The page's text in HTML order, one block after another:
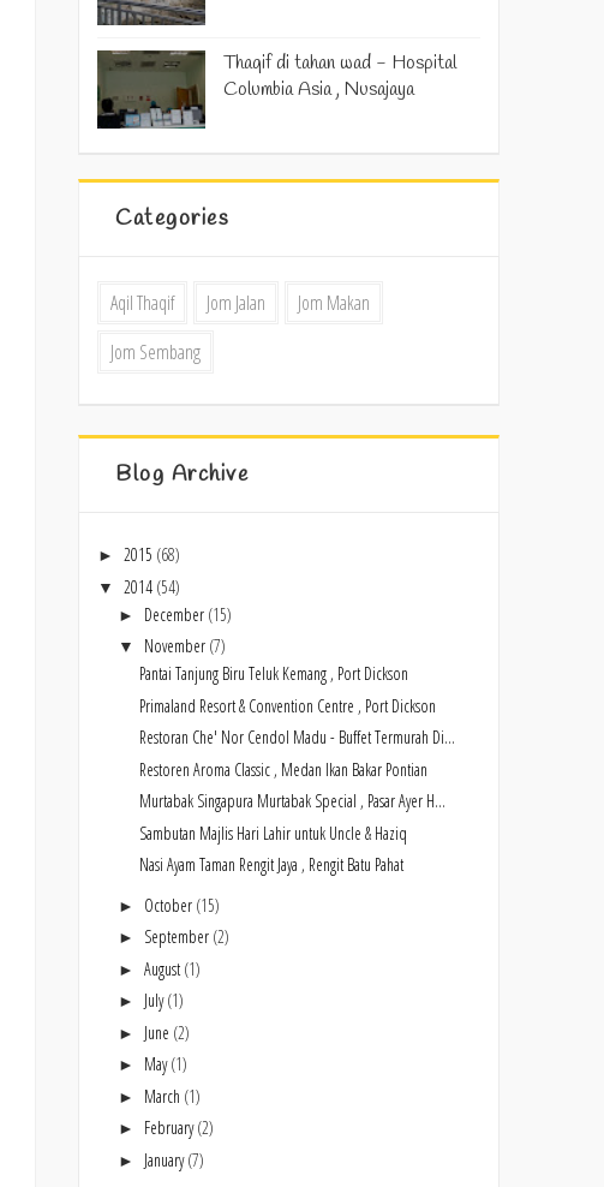
Thaqif di tahan wad - Hospital
Columbia Asia , Nusajaya
Categories
Aqil Thaqif Jom Jalan
Jom Makan
Jom Sembang
Blog Archive
► 2015 (68)
▼ 2014 (54)
► December (15)
▼ November (7)
Pantai Tanjung Biru Teluk Kemang , Port Dickson
Primaland Resort & Convention Centre , Port Dickson
Restoran Che' Nor Cendol Madu - Buffet Termurah Di...
Restoren Aroma Classic , Medan Ikan Bakar Pontian
Murtabak Singapura Murtabak Special , Pasar Ayer H...
Sambutan Majlis Hari Lahir untuk Uncle & Haziq
Nasi Ayam Taman Rengit Jaya , Rengit Batu Pahat
► October (15)
► September (2)
► August (1)
► July(1)
► June (2)
► May(1)
► March (1)
► February(2)
► January(7)